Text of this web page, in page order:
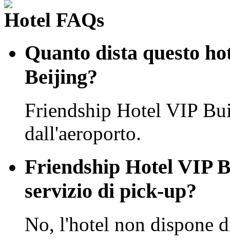
Hotel FAQs
Quanto dista questo
Beijing?
Friendship Hotel VIP
dall'aeroporto.
Friendship Hotel VIP
servizio di pick-up?
No, l'hotel non dispone